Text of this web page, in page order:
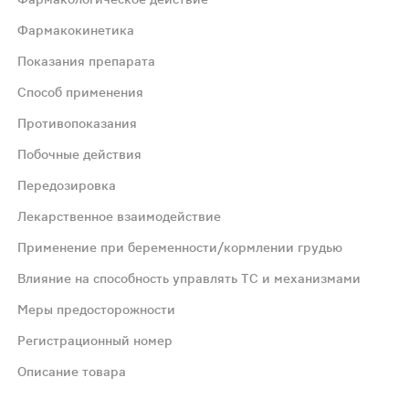
действие
при наружном применении проникает в ткани
на болезненную область и втирают. При
предполагаемого нанесения; III триместр
центральной нервной системы таких, как
Фармакокинетика
Показания препарата
Способ применения
Противопоказания
Побочные действия
Передозировка
Лекарственное взаимодействие
Применение при беременности/кормлении грудью
Влияние на способность управлять ТС и механизмами
Меры предосторожности
Регистрационный номер
Описание товара